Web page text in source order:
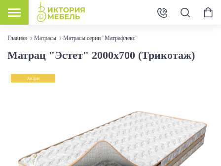
Главная Матрасы Матрасы серии "Матрафлекс"
Матрац "Эстет" 2000х700 (Трикотаж)
Акция